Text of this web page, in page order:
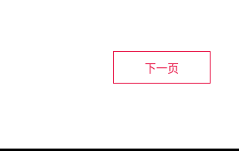
下一页